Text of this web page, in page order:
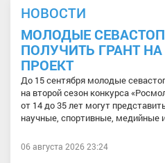
НОВОСТИ
МОЛОДЫЕ
ПОЛУЧИТЬ ГРАНТ
ПРОЕКТ
До 15 сентября молодые
на второй сезон конкурса
от 14 до 35 лет могут
научные, спортивные, медийные
06 августа 2026 23:24